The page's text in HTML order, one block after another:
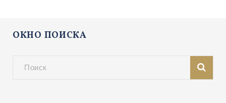
ОКНО ПОИСКА